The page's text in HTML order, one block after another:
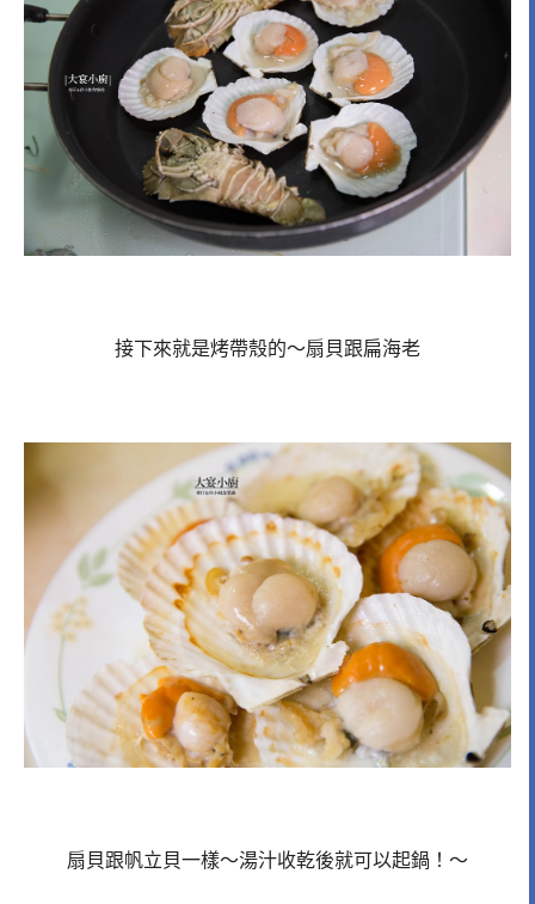
接下來就是烤帶殼的～扇貝跟扁海老
扇貝跟帆立貝一樣～湯汁收乾後就可以起鍋！～